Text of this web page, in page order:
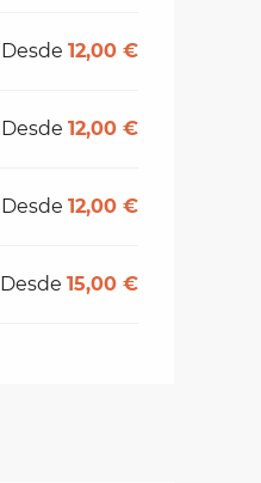
Desde12,00 €
Desde12,00 €
Desde12,00 €
Desde15,00 €